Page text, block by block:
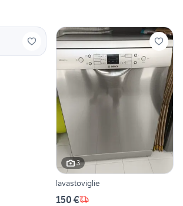
3
lavastoviglie
150 €